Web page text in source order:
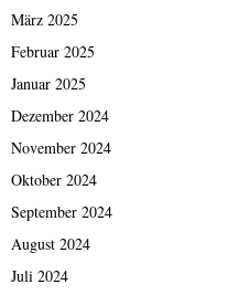
März 2025
Februar 2025
Januar 2025
Dezember 2024
November 2024
Oktober 2024
September 2024
August 2024
Juli 2024